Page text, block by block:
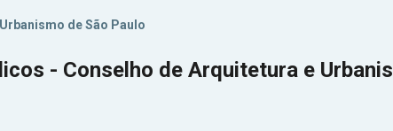
de São Paulo
- Conselho de Arquitetura e